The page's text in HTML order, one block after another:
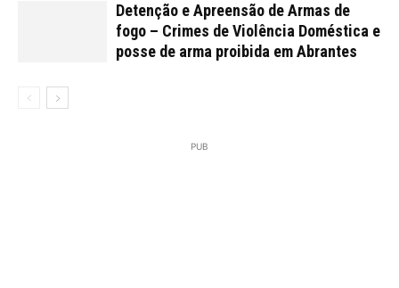
Detenção e Apreensão de Armas de
fogo – Crimes de Violência Doméstica e
posse de arma proibida em Abrantes
PUB